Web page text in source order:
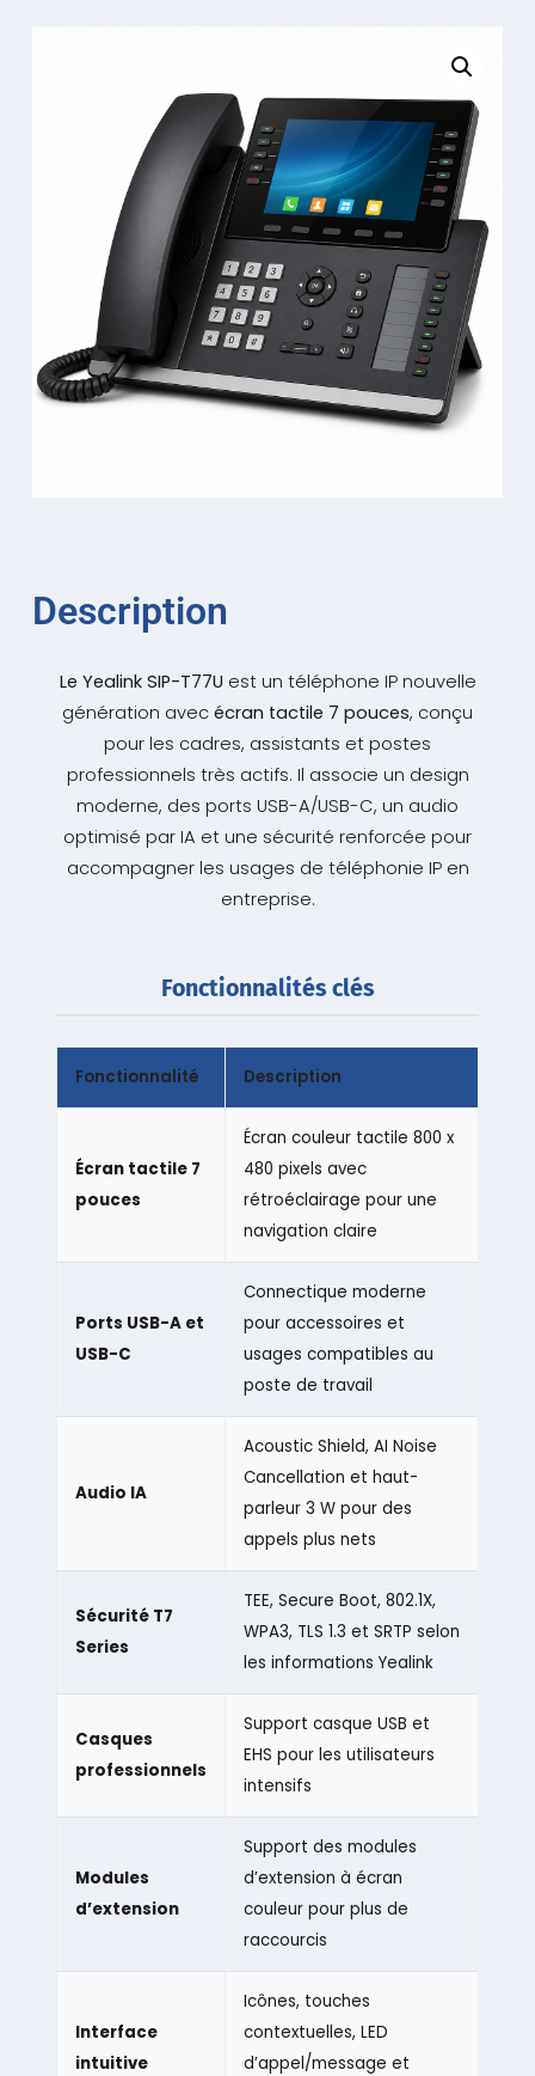
Description
Le Yealink SIP-T77U est un téléphone IP nouvelle
génération avec écran tactile 7 pouces, conçu
pour les cadres, assistants et postes
professionnels très actifs. Il associe un design
moderne, des ports USB-A/USB-C, un audio
optimisé par IA et une sécurité renforcée pour
accompagner les usages de téléphonie IP en
entreprise.
Fonctionnalités clés
Fonctionnalité Description
Écran tactile 7
pouces
Écran couleur tactile 800 x
480 pixels avec
rétroéclairage pour une
navigation claire
Ports USB-A et
USB-C
Connectique moderne
pour accessoires et
usages compatibles au
poste de travail
Audio IA
Acoustic Shield, AI Noise
Cancellation et haut-
parleur 3 W pour des
appels plus nets
Sécurité T7
Series
TEE, Secure Boot, 802.1X,
WPA3, TLS 1.3 et SRTP selon
les informations Yealink
Casques
professionnels
Support casque USB et
EHS pour les utilisateurs
intensifs
Modules
d’extension
Support des modules
d’extension à écran
couleur pour plus de
raccourcis
Interface
intuitive
Icônes, touches
contextuelles, LED
d’appel/message et